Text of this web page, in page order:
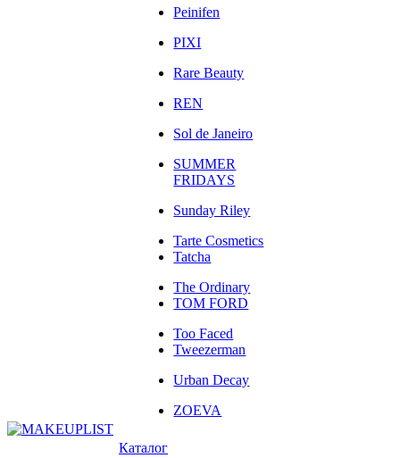
Peinifen
PIXI
Rare Beauty
REN
Sol de Janeiro
SUMMER
FRIDAYS
Sunday Riley
Tarte Cosmetics
Tatcha
The Ordinary
TOM FORD
Too Faced
Tweezerman
Urban Decay
ZOEVA
Каталог